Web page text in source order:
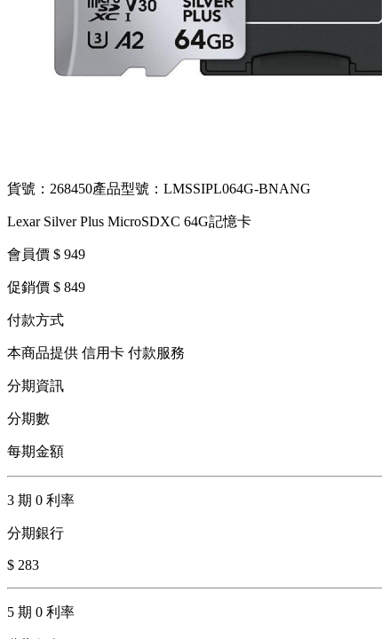
貨號：268450產品型號：LMSSIPL064G-BNANG
Lexar Silver Plus MicroSDXC 64G記憶卡
會員價 $ 949
促銷價 $ 849
付款方式
本商品提供 信用卡 付款服務
分期資訊
分期數
每期金額
3 期 0 利率
分期銀行
$ 283
5 期 0 利率